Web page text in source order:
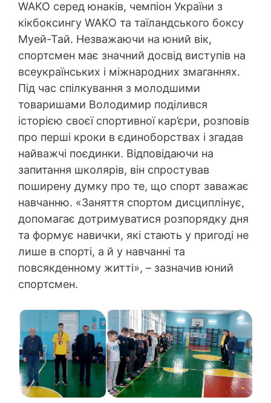
WAKO серед юнаків, чемпіон України з
кікбоксингу WAKO та таїландського боксу
Муей-Тай. Незважаючи на юний вік,
спортсмен має значний досвід виступів на
всеукраїнських і міжнародних змаганнях.
Під час спілкування з молодшими
товаришами Володимир поділився
історією своєї спортивної кар’єри, розповів
про перші кроки в єдиноборствах і згадав
найважчі поєдинки. Відповідаючи на
запитання школярів, він спростував
поширену думку про те, що спорт заважає
навчанню. «Заняття спортом дисциплінує,
допомагає дотримуватися розпорядку дня
та формує навички, які стають у пригоді не
лише в спорті, а й у навчанні та
повсякденному житті», – зазначив юний
спортсмен.